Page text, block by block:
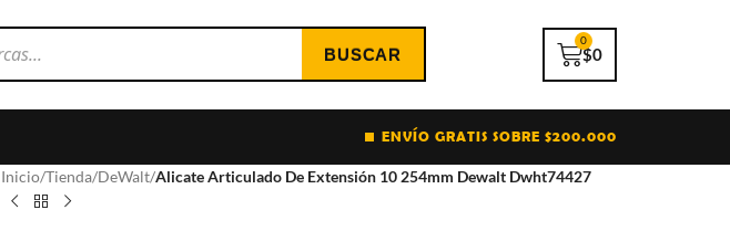
$0
0
ENVÍO GRATIS SOBRE $200.000
Inicio/Tienda/DeWalt/Alicate Articulado De Extensión 10 254mm Dewalt Dwht74427